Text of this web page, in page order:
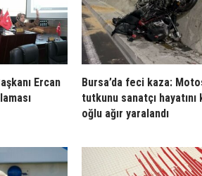
Ercan
Bursa’da feci kaza:
tutkunu sanatçı
oğlu ağır yaralandı